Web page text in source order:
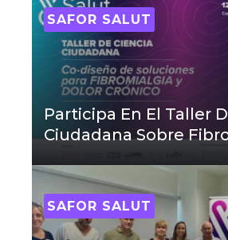
SAFOR SALUT
Participa En El Taller
Ciudadana Sobre
SAFOR SALUT